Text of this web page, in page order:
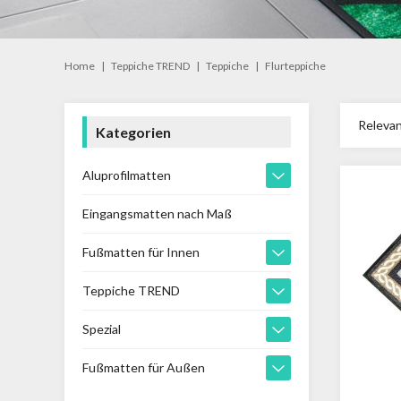
Home | Teppiche TREND | Teppiche | Flurteppiche
Kategorien
Aluprofilmatten
Eingangsmatten nach Maß
Fußmatten für Innen
Teppiche TREND
Spezial
Fußmatten für Außen